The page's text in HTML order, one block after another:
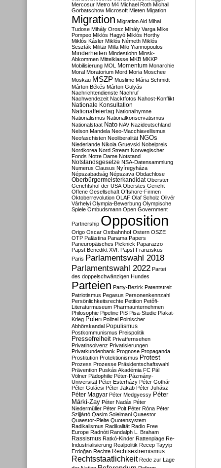
Mercosur Metro M4 Michael Roth Michail
Gorbatschow Microsoft Mieten Migation
Migration Migration Aid Mihai
Tudose Mihály Orosz Mihály Varga Mike
Pompeo Miklós Hagyó Miklós Horthy
Miklós Kásler Miklós Németh Miklós
Seszták Militär Milla Milo Yiannopoulos
Minderheiten Mindestlohn Minsk-
Abkommen Mittelklasse MKB MKKP
Mobilisierung MOL Momentum Monarchie
Moral Moratorium Mord Moria Moschee
Moskau MSZP Muslime Mária Schmidt
Márton Békés Márton Gulyás
Nachrichtendienste Nachruf
Nachwendezeit Nacktfotos Nahost-Konflikt
Nationale Konsultation
Nationalfeiertag Nationalhymne
Nationalismus Nationalkonservatismus
Nationalstaat Nato NAV Nazideutschland
Nelson Mandela Neo-Macchiavellismus
Neofaschisten Neoliberalität NGOs
Niederlande Nikola Gruevski Nobelpreis
Nordkorea Nord Stream Norwegischer
Fonds Notre Dame Notstand
Notstandsgesetze NSA-Datensammlung
Numerus Clausus Nyíregyháza
Népszabadság Népszava Obdachlose
Oberbürgermeisterkandidat Oberster
Gerichtshof der USA Oberstes Gericht
Offene Gesellschaft Offshore-Firmen
Oktoberrevolution OLAF Olaf Scholz Olivér
Várhelyi Olympia-Bewerbung Olympische
Spiele Ombudsmann Open Government
Partnership Opposition
Origo Oscar Ostbahnhof Ostern OSZE
OTP Palästina Panama Papers
Paneuropäisches Picknick Paparazzo
Papst Benedikt XVI. Papst Franziskus
Paris Parlamentswahl 2018
Parlamentswahl 2022 Partei
des doppelschwänzigen Hundes
Parteien Party-Bezirk Patentstreit
Patriotismus Pegasus Personenkennzahl
Persönlichkeitsrechte Petition Petőfi-
Literaturmuseum Pharmaunternehmen
Philosophie Pipeline PiS Pisa-Studie Plakat-
Krieg Polen Polizei Polnischer
Abhörskandal Populismus
Postkommunismus Preispolitik
Pressefreiheit Privatfernsehen
Privatinsolvenz Privatisierungen
Privatkundenbank Prognose Propaganda
Prostitution Protektionismus Protest
Prozess Prozesse Präsidentschaftswahl
Prävention Puskás Akadémia FC Pál
Völner Pädophilie Péter-Pázmány-
Universität Péter Esterházy Péter Gothár
Péter Gulácsi Péter Jakab Péter Juhász
Péter Magyar Péter Medgyessy Péter
Márki-Zay Péter Nadás Péter
Niedermüller Péter Polt Péter Róna Péter
Szijjártó Qasim Soleimani Quaestor
Quaestor-Pleite Quotensystem
Radikalismus Radikalität Radio Free
Europe Radnóti Randalph L. Braham
Rassismus Ratkó-Kinder Rattenplage Re-
Industrialisierung Realpolitik Recep Tayyip
Erdoğan Rechte Rechtsextremismus
Rechtsstaatlichkeit Rede zur Lage